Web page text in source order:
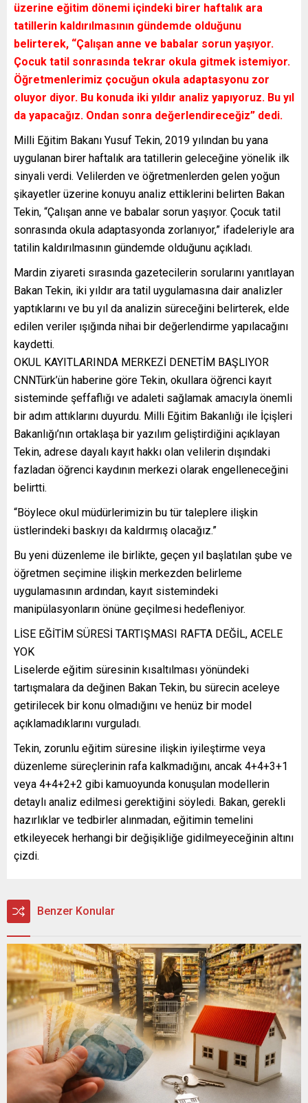
üzerine eğitim dönemi içindeki birer haftalık ara
tatillerin kaldırılmasının gündemde olduğunu
belirterek, “Çalışan anne ve babalar sorun yaşıyor.
Çocuk tatil sonrasında tekrar okula gitmek istemiyor.
Öğretmenlerimiz çocuğun okula adaptasyonu zor
oluyor diyor. Bu konuda iki yıldır analiz yapıyoruz. Bu yıl
da yapacağız. Ondan sonra değerlendireceğiz” dedi.
Milli Eğitim Bakanı Yusuf Tekin, 2019 yılından bu yana
uygulanan birer haftalık ara tatillerin geleceğine yönelik ilk
sinyali verdi. Velilerden ve öğretmenlerden gelen yoğun
şikayetler üzerine konuyu analiz ettiklerini belirten Bakan
Tekin, “Çalışan anne ve babalar sorun yaşıyor. Çocuk tatil
sonrasında okula adaptasyonda zorlanıyor,” ifadeleriyle ara
tatilin kaldırılmasının gündemde olduğunu açıkladı.
Mardin ziyareti sırasında gazetecilerin sorularını yanıtlayan
Bakan Tekin, iki yıldır ara tatil uygulamasına dair analizler
yaptıklarını ve bu yıl da analizin süreceğini belirterek, elde
edilen veriler ışığında nihai bir değerlendirme yapılacağını
kaydetti.
OKUL KAYITLARINDA MERKEZİ DENETİM BAŞLIYOR
CNNTürk’ün haberine göre Tekin, okullara öğrenci kayıt
sisteminde şeffaflığı ve adaleti sağlamak amacıyla önemli
bir adım attıklarını duyurdu. Milli Eğitim Bakanlığı ile İçişleri
Bakanlığı’nın ortaklaşa bir yazılım geliştirdiğini açıklayan
Tekin, adrese dayalı kayıt hakkı olan velilerin dışındaki
fazladan öğrenci kaydının merkezi olarak engelleneceğini
belirtti.
“Böylece okul müdürlerimizin bu tür taleplere ilişkin
üstlerindeki baskıyı da kaldırmış olacağız.”
Bu yeni düzenleme ile birlikte, geçen yıl başlatılan şube ve
öğretmen seçimine ilişkin merkezden belirleme
uygulamasının ardından, kayıt sistemindeki
manipülasyonların önüne geçilmesi hedefleniyor.
LİSE EĞİTİM SÜRESİ TARTIŞMASI RAFTA DEĞİL, ACELE
YOK
Liselerde eğitim süresinin kısaltılması yönündeki
tartışmalara da değinen Bakan Tekin, bu sürecin aceleye
getirilecek bir konu olmadığını ve henüz bir model
açıklamadıklarını vurguladı.
Tekin, zorunlu eğitim süresine ilişkin iyileştirme veya
düzenleme süreçlerinin rafa kalkmadığını, ancak 4+4+3+1
veya 4+4+2+2 gibi kamuoyunda konuşulan modellerin
detaylı analiz edilmesi gerektiğini söyledi. Bakan, gerekli
hazırlıklar ve tedbirler alınmadan, eğitimin temelini
etkileyecek herhangi bir değişikliğe gidilmeyeceğinin altını
çizdi.
Benzer Konular